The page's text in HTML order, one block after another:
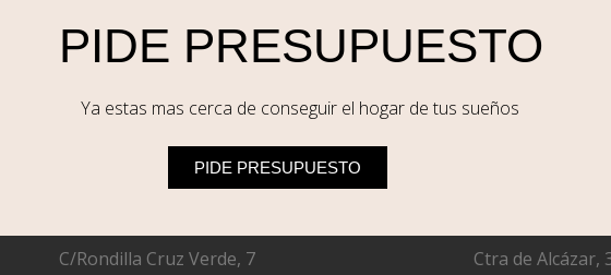
PIDE PRESUPUESTO
Ya estas mas cerca de conseguir el hogar de tus sueños
PIDE PRESUPUESTO
C/Rondilla Cruz Verde, 7
Ctra de Alcázar,